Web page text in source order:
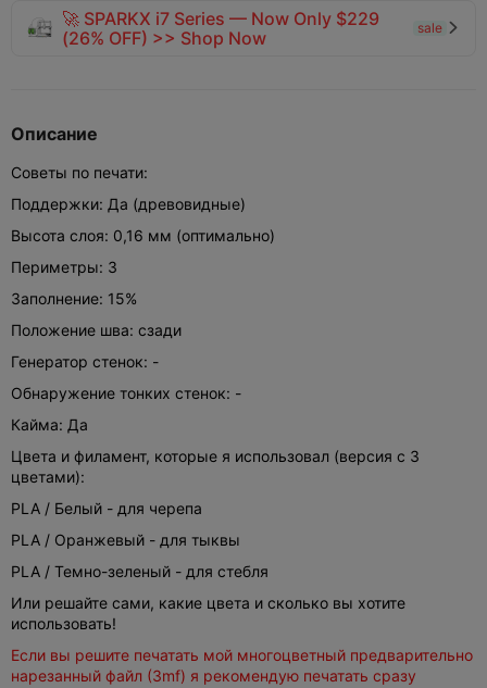
🚀 SPARKX i7 Series — Now Only $229
(26% OFF) >> Shop Now
sale 
Описание
Советы по печати:
Поддержки: Да (древовидные)
Высота слоя: 0,16 мм (оптимально)
Периметры: 3
Заполнение: 15%
Положение шва: сзади
Генератор стенок: -
Обнаружение тонких стенок: -
Кайма: Да
Цвета и филамент, которые я использовал (версия с 3
цветами):
PLA / Белый - для черепа
PLA / Оранжевый - для тыквы
PLA / Темно-зеленый - для стебля
Или решайте сами, какие цвета и сколько вы хотите
использовать!
Если вы решите печатать мой многоцветный предварительно
нарезанный файл (3mf) я рекомендую печатать сразу